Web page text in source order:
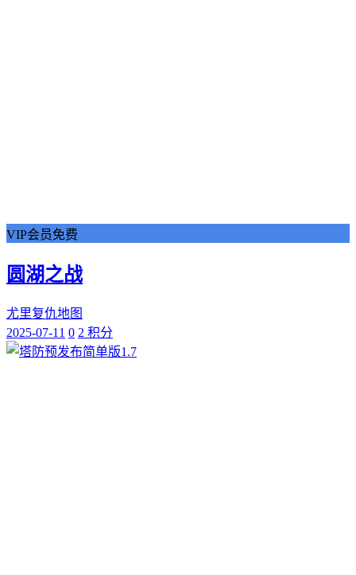
VIP会员免费
圆湖之战
尤里复仇地图
2025-07-11 0 2 积分